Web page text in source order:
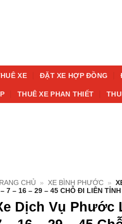
XE ĐẶT XE HỢP ĐỒNG
THUÊ XE PHAN THIẾT
CHỦ » XE BÌNH PHƯỚC »
7 – 16 – 29 – 45 CHỖ ĐI LIÊN TỈNH
Dịch Vụ Phước